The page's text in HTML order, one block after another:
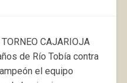
CAJARIOJA
de Río Tobía contra
el equipo